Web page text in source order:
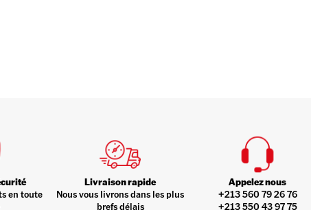
en toute
Livraison rapide
Nous vous livrons dans les plus
brefs délais
Appelez nous
+213 560 79 26 76
+213 550 43 97 75